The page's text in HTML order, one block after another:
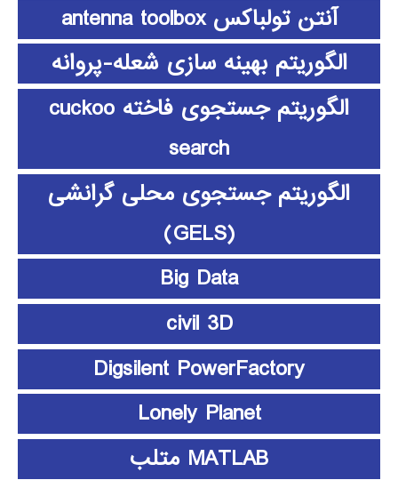
آنتن تولباکس antenna toolbox
الگوریتم بهینه سازی شعله-پروانه
الگوریتم جستجوی فاخته cuckoo
search
الگوریتم جستجوی محلی گرانشی
(GELS)
Big Data
civil 3D
Digsilent PowerFactory
Lonely Planet
MATLAB متلب